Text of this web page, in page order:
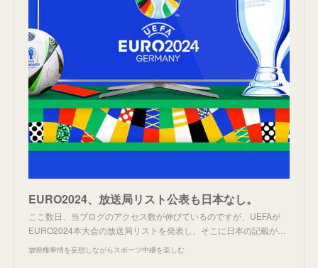
EURO2024、放送局リスト公表も日本なし。
ここ数日、当ブログのアクセス数が伸びているのですが、UEFAが
EURO2024本大会の放送局リストを発表し、そこに日本の記載が…
放映権事情を妄想しながらスポーツ中継を楽しむ